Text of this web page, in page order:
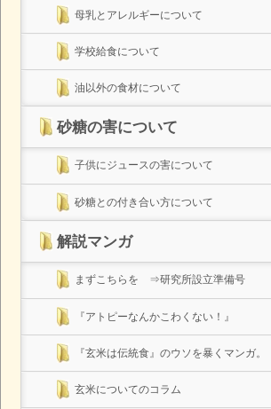
母乳とアレルギーについて
学校給食について
油以外の食材について
砂糖の害について
子供にジュースの害について
砂糖との付き合い方について
解説マンガ
まずこちらを ⇒研究所設立準備号
『アトピーなんかこわくない！』
『玄米は伝統食』のウソを暴くマンガ。
玄米についてのコラム